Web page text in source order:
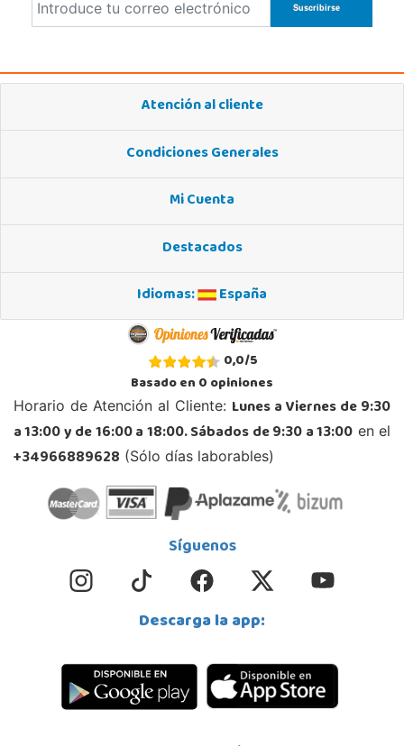
Atención al cliente
Condiciones Generales
Mi Cuenta
Destacados
Idiomas:
España
0,0/5
Basado en0opiniones
Horario de Atención al Cliente: Lunes a Viernes de 9:30
a 13:00 y de 16:00 a 18:00. Sábados de 9:30 a 13:00 en el
+34966889628 (Sólo días laborables)
Síguenos
Descarga la app: